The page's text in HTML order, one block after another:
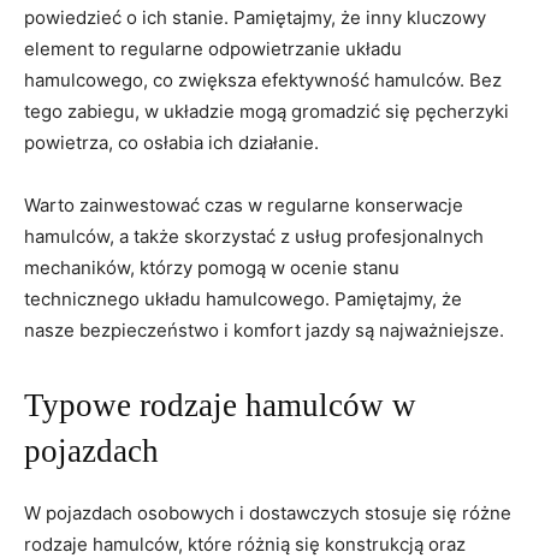
powiedzieć o ich stanie. Pamiętajmy, że inny kluczowy
element to ⁣regularne odpowietrzanie układu
hamulcowego, co zwiększa ​efektywność hamulców. Bez
tego zabiegu, w układzie mogą gromadzić⁤ się pęcherzyki
powietrza, co osłabia ich działanie.
Warto zainwestować ‌czas w regularne konserwacje
hamulców, a także skorzystać z usług profesjonalnych
mechaników, którzy pomogą w ocenie stanu
technicznego układu hamulcowego. Pamiętajmy, że
nasze bezpieczeństwo i⁤ komfort jazdy są najważniejsze.
Typowe rodzaje hamulców ⁢w
pojazdach
W pojazdach‌ osobowych⁢ i dostawczych stosuje się różne
rodzaje hamulców, które różnią się konstrukcją oraz